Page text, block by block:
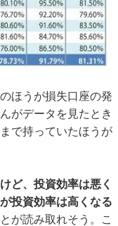
ほうが損失口座の発
がデータを見たとき
で持っていたほうが
ど、投資効率は悪く
投資効率は高くなる
が読み取れそう。こ